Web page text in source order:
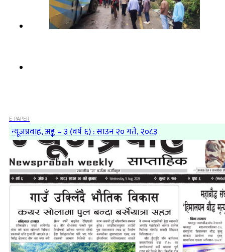
E-PAPER
न्यूजप्रवाह, अङ्क – ३ (वर्ष ६) : साउन २० गते, २०८३